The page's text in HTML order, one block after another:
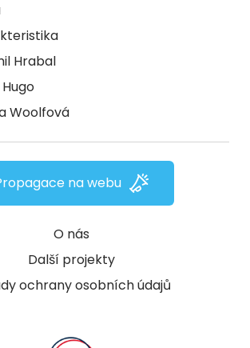
Hrabal
Woolfová
O nás
Další projekty
ochrany osobních údajů
na webu